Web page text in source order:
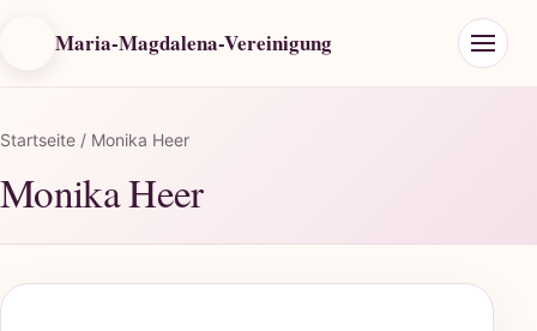
Maria-Magdalena-Vereinigung
Startseite / Monika Heer
Monika Heer